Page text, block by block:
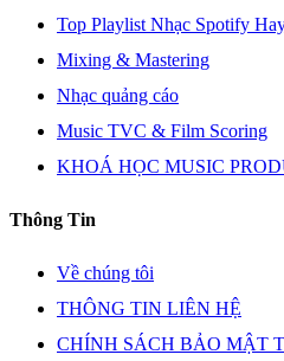
Top Playlist Nhạc Spotify
Mixing & Mastering
Nhạc quảng cáo
Music TVC & Film Scoring
KHOÁ HỌC MUSIC
Thông Tin
Về chúng tôi
THÔNG TIN LIÊN HỆ
CHÍNH SÁCH BẢO MẬT